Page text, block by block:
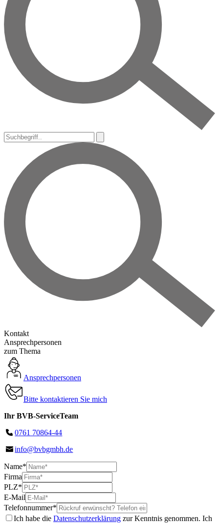
Kontakt
Ansprechpersonen
zum Thema
Ansprechpersonen
Bitte kontaktieren Sie mich
Ihr BVB-ServiceTeam
0761 70864-44
info@bvbgmbh.de
Name*
Firma
PLZ*
E-Mail
Telefonnummer*
Ich habe die Datenschutzerklärung zur Kenntnis genommen. Ich